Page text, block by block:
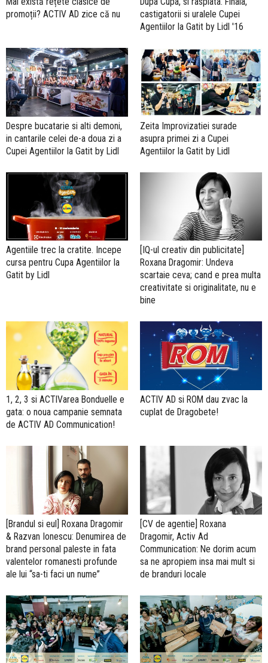
promoții? ACTIV AD zice că nu
castigatorii si uralele Cupei
Agentiilor la Gatit by Lidl '16
Despre bucatarie si alti demoni,
in cantarile celei de-a doua zi a
Cupei Agentiilor la Gatit by Lidl
Zeita Improvizatiei surade
asupra primei zi a Cupei
Agentiilor la Gatit by Lidl
Agentiile trec la cratite. Incepe
cursa pentru Cupa Agentiilor la
Gatit by Lidl
[IQ-ul creativ din publicitate]
Roxana Dragomir: Undeva
scartaie ceva; cand e prea multa
creativitate si originalitate, nu e
bine
1, 2, 3 si ACTIVarea Bonduelle e
gata: o noua campanie semnata
de ACTIV AD Communication!
ACTIV AD si ROM dau zvac la
cuplat de Dragobete!
[Brandul si eul] Roxana Dragomir
& Razvan Ionescu: Denumirea de
brand personal paleste in fata
valentelor romanesti profunde
ale lui “sa-ti faci un nume”
[CV de agentie] Roxana
Dragomir, Activ Ad
Communication: Ne dorim acum
sa ne apropiem insa mai mult si
de branduri locale